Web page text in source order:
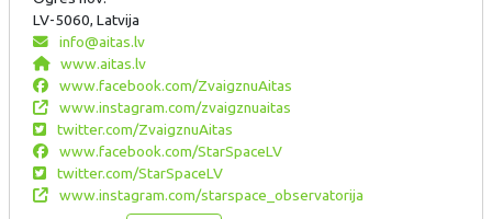
LV-5060, Latvija
info@aitas.lv
www.aitas.lv
www.facebook.com/ZvaigznuAitas
www.instagram.com/zvaigznuaitas
twitter.com/ZvaigznuAitas
www.facebook.com/StarSpaceLV
twitter.com/StarSpaceLV
www.instagram.com/starspace_observatorija